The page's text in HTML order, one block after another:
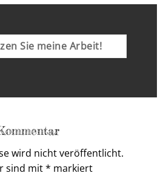
Sie meine Arbeit!
wird nicht veröffentlicht.
sind mit* markiert